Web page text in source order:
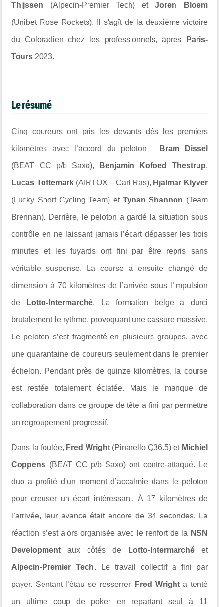
Thijssen (Alpecin-Premier Tech) etJoren Bloem
(Unibet Rose Rockets). Il s'agît de la deuxième victoire
du Coloradien chez les professionnels, après Paris-
Tours 2023.
Le résumé
Cinq coureurs ont pris les devants dès les premiers
kilomètres avec l’accord du peloton : Bram Dissel
(BEAT CC p/b Saxo), Benjamin Kofoed Thestrup,
Lucas Toftemark (AIRTOX – Carl Ras), Hjalmar Klyver
(Lucky Sport Cycling Team) et Tynan Shannon (Team
Brennan). Derrière, le peloton a gardé la situation sous
contrôle en ne laissant jamais l’écart dépasser les trois
minutes et les fuyards ont fini par être repris sans
véritable suspense. La course a ensuite changé de
dimension à 70 kilomètres de l’arrivée sous l’impulsion
de Lotto-Intermarché. La formation belge a durci
brutalement le rythme, provoquant une cassure massive.
Le peloton s’est fragmenté en plusieurs groupes, avec
une quarantaine de coureurs seulement dans le premier
échelon. Pendant près de quinze kilomètres, la course
est restée totalement éclatée. Mais le manque de
collaboration dans ce groupe de tête a fini par permettre
un regroupement progressif.
Dans la foulée, Fred Wright(Pinarello Q36.5) et Michiel
Coppens (BEAT CC p/b Saxo) ont contre-attaqué. Le
duo a profité d’un moment d’accalmie dans le peloton
pour creuser un écart intéressant. À 17 kilomètres de
l’arrivée, leur avance était encore de 34 secondes. La
réaction s’est alors organisée avec le renfort de la NSN
Developmentaux côtés deLotto-Intermarchéet
Alpecin-Premier Tech. Le travail collectif a fini par
payer. Sentant l’étau se resserrer, Fred Wrighta tenté
un ultime coup de poker en repartant seul à 11